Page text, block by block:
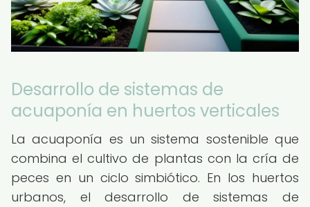
Desarrollo de sistemas de
acuaponía en huertos verticales
La acuaponía es un sistema sostenible que
combina el cultivo de plantas con la cría de
peces en un ciclo simbiótico. En los huertos
urbanos, el desarrollo de sistemas de